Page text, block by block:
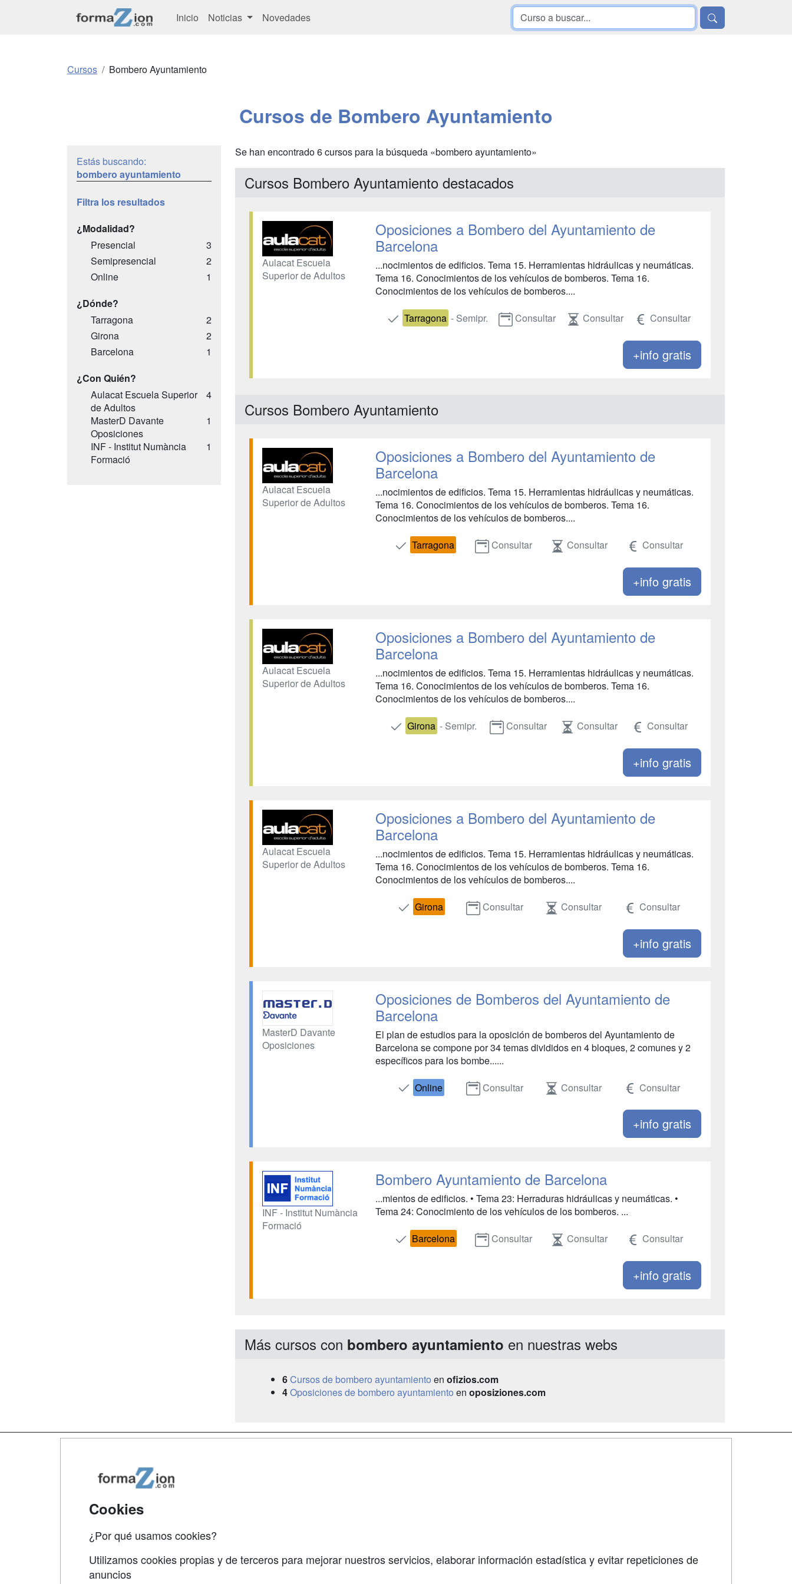
Inicio Noticias Novedades
Cursos Bombero Ayuntamiento
Cursos de Bombero Ayuntamiento
Estás buscando:
bombero ayuntamiento
Filtra los resultados
¿Modalidad?
Presencial
3
Semipresencial
2
Online
1
¿Dónde?
Tarragona
2
Girona
2
Barcelona
1
¿Con Quién?
Aulacat Escuela Superior
de Adultos
4
MasterD Davante
Oposiciones
1
INF - Institut Numància
Formació
1
Se han encontrado 6 cursos para la búsqueda «bombero ayuntamiento»
Cursos Bombero Ayuntamiento destacados
Aulacat Escuela
Superior de Adultos
Oposiciones a Bombero del Ayuntamiento de
Barcelona
...nocimientos de edificios. Tema 15. Herramientas hidráulicas y neumáticas.
Tema 16. Conocimientos de los vehículos de bomberos. Tema 16.
Conocimientos de los vehículos de bomberos....
Tarragona - Semipr. Consultar Consultar Consultar
+info gratis
Cursos Bombero Ayuntamiento
Aulacat Escuela
Superior de Adultos
Oposiciones a Bombero del Ayuntamiento de
Barcelona
...nocimientos de edificios. Tema 15. Herramientas hidráulicas y neumáticas.
Tema 16. Conocimientos de los vehículos de bomberos. Tema 16.
Conocimientos de los vehículos de bomberos....
Tarragona
Consultar Consultar Consultar
+info gratis
Aulacat Escuela
Superior de Adultos
Oposiciones a Bombero del Ayuntamiento de
Barcelona
...nocimientos de edificios. Tema 15. Herramientas hidráulicas y neumáticas.
Tema 16. Conocimientos de los vehículos de bomberos. Tema 16.
Conocimientos de los vehículos de bomberos....
Girona - Semipr. Consultar Consultar Consultar
+info gratis
Aulacat Escuela
Superior de Adultos
Oposiciones a Bombero del Ayuntamiento de
Barcelona
...nocimientos de edificios. Tema 15. Herramientas hidráulicas y neumáticas.
Tema 16. Conocimientos de los vehículos de bomberos. Tema 16.
Conocimientos de los vehículos de bomberos....
Girona
Consultar Consultar Consultar
+info gratis
MasterD Davante
Oposiciones
Oposiciones de Bomberos del Ayuntamiento de
Barcelona
El plan de estudios para la oposición de bomberos del Ayuntamiento de
Barcelona se compone por 34 temas divididos en 4 bloques, 2 comunes y 2
específicos para los bombe......
Online
Consultar Consultar Consultar
+info gratis
INF - Institut Numància
Formació
Bombero Ayuntamiento de Barcelona
...mientos de edificios. • Tema 23: Herraduras hidráulicas y neumáticas. •
Tema 24: Conocimiento de los vehículos de los bomberos. ...
Barcelona
Consultar Consultar Consultar
+info gratis
Más cursos con bombero ayuntamiento en nuestras webs
6Cursos de bombero ayuntamiento en ofizios.com
4Oposiciones de bombero ayuntamiento en oposiziones.com
Cookies
¿Por qué usamos cookies?
Utilizamos cookies propias y de terceros para mejorar nuestros servicios, elaborar información estadística y evitar repeticiones de
anuncios